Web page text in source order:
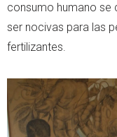
consumo humano se
ser nocivas para las
fertilizantes.